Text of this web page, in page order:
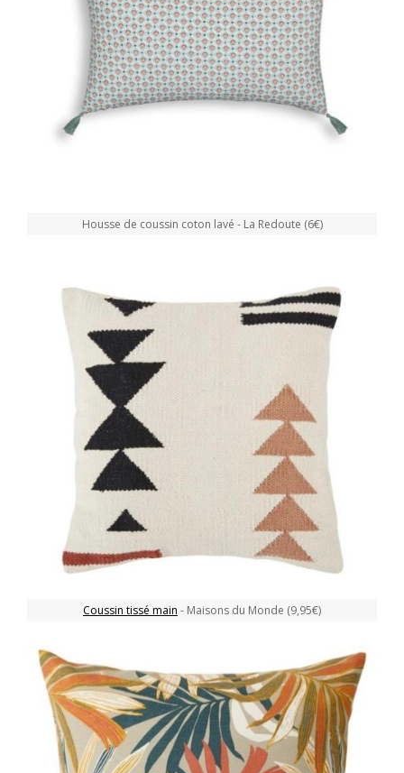
Housse de coussin coton lavé - La Redoute (6€)
Coussin tissé main - Maisons du Monde (9,95€)